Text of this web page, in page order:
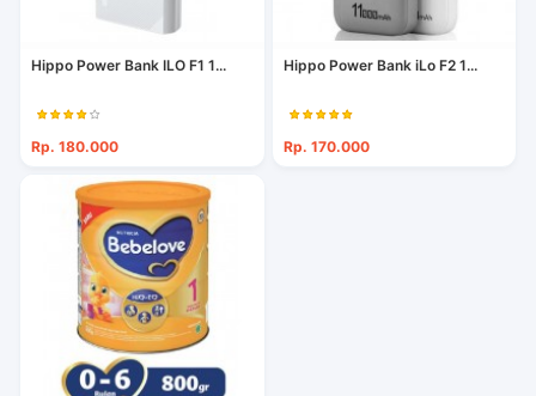
Hippo Power Bank ILO F1 1...
Rp. 180.000
Hippo Power Bank iLo F2 1...
Rp. 170.000